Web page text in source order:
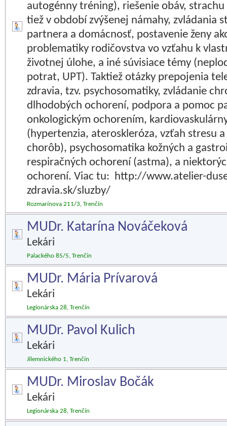
autogénny tréning), riešenie obáv,
tiež v období zvýšenej námahy, zvládania
partnera a domácnosť, postavenie ženy
problematiky rodičovstva vo vzťahu k
životnej úlohe, a iné súvisiace témy
potrat, UPT). Taktiež otázky prepojenia
zdravia, tzv. psychosomatiky, zvládanie
dlhodobých ochorení, podpora a pomoc
onkologickým ochorením,
(hypertenzia, ateroskleróza, vzťah stresu
chorôb), psychosomatika kožných a
respiračných ochorení (astma), a
ochorení. Viac tu: http://www.atelier-
zdravia.sk/sluzby/
Rozmarínova 211/3, Trenčín
MUDr. Katarína Nováčeková
Lekári
Palackého 85/5, Trenčín
MUDr. Mária Prívarová
Lekári
Legionárska 28, Trenčín
MUDr. Pavol Kulich
Lekári
Jilemnického 1, Trenčín
MUDr. Miroslav Bočák
Lekári
Legionárska 28, Trenčín